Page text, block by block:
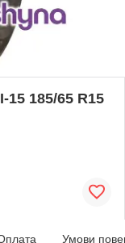
15 185/65 R15
Умови